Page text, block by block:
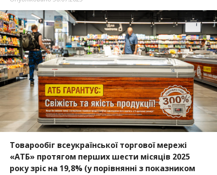
Товарообіг всеукраїнської торгової мережі
«АТБ» протягом перших шести місяців 2025
року зріс на 19,8% (у порівнянні з показником
аналогічного періоду минулого року). Він склав
139,39 мільярда гривень, включно з ПДВ та
акцизним податком.
Поступово, але досить впевнено нарощувати
показники товарообігу компанії вдається завдяки
відомій стратегії динамічного розвитку, грамотній
логістиці та щоденній самовідданій праці більш
ніж 59 тисяч співробітників. Про це Інформатор
повідомляє із посиланням на пресслужбу компанії.